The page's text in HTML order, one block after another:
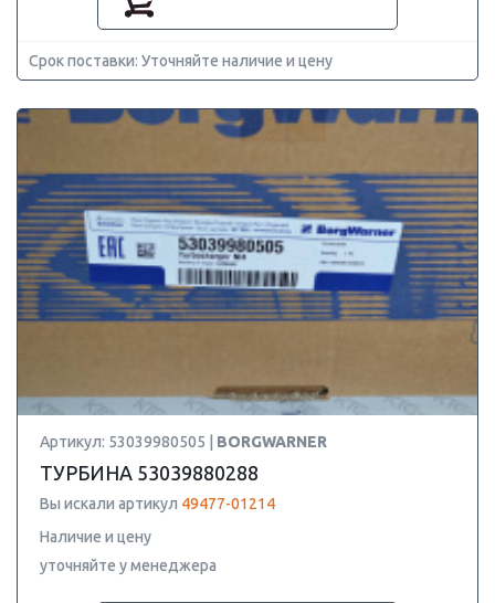
Срок поставки: Уточняйте наличие и цену
Артикул: 53039980505 | BORGWARNER
ТУРБИНА 53039880288
Вы искали артикул 49477-01214
Наличие и цену
уточняйте у менеджера